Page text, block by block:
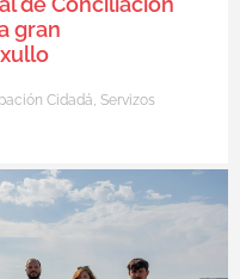
gran
Cidadá Servizos